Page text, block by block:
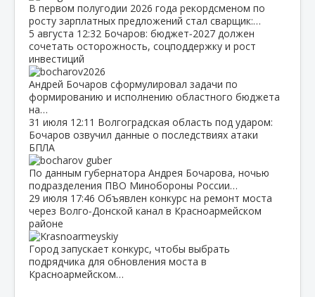
В первом полугодии 2026 года рекордсменом по
росту зарплатных предложений стал сварщик:…
5 августа 12:32 Бочаров: бюджет‑2027 должен
сочетать осторожность, соцподдержку и рост
инвестиций
Андрей Бочаров сформулировал задачи по
формированию и исполнению областного бюджета
на…
31 июля 12:11 Волгоградская область под ударом:
Бочаров озвучил данные о последствиях атаки
БПЛА
По данным губернатора Андрея Бочарова, ночью
подразделения ПВО Минобороны России…
29 июля 17:46 Объявлен конкурс на ремонт моста
через Волго‑Донской канал в Красноармейском
районе
Город запускает конкурс, чтобы выбрать
подрядчика для обновления моста в
Красноармейском…